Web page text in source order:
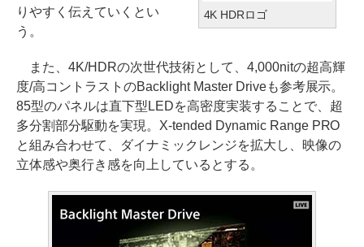
4K HDRロゴ
りやすく伝えていくとい
う。
また、4K/HDRの次世代技術として、4,000nitの超高輝
度/高コントラストのBacklight Master Driveも参考展示。
85型のパネルは直下型LEDを高密度実装することで、超
多分割部分駆動を実現。X-tended Dynamic Range PRO
と組み合わせて、ダイナミックレンジを拡大し、映像の
立体感や奥行き感を向上しているとする。